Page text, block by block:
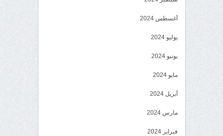
أغسطس 2024
يوليو 2024
يونيو 2024
مايو 2024
أبريل 2024
مارس 2024
فبراير 2024